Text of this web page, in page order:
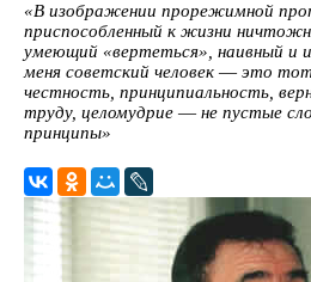
«В изображении прорежимной
приспособленный к жизни
умеющий «вертеться», наивный и
меня советский человек ― это
честность, принципиальность,
труду, целомудрие ― не пустые
принципы»